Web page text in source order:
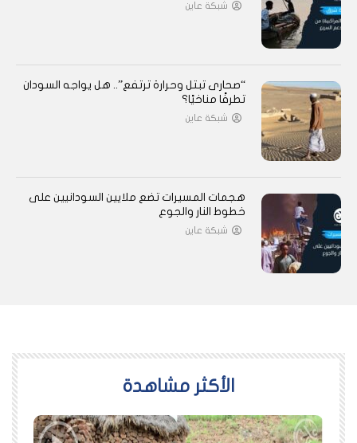
شبكة عاين
“صحارى تبتل وحرارة ترتفع”.. هل يواجه السودان
تطرفًا مناخيًا؟
شبكة عاين
هجمات المسيرات تضع ملايين السودانيين على
خطوط النار والجوع
شبكة عاين
اﻷكثر مشاهدة